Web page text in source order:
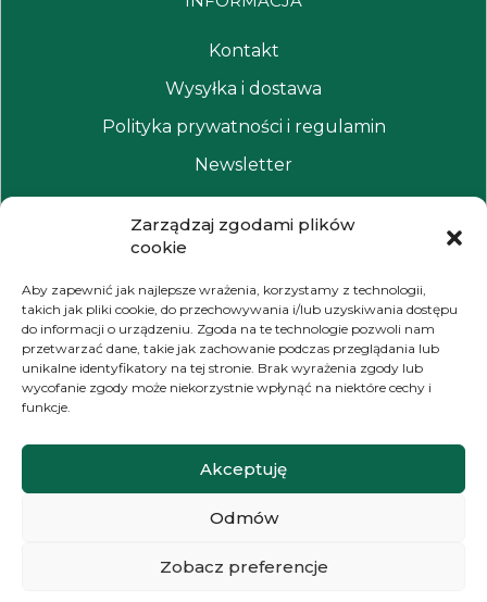
Zarządzaj zgodami plików
cookie
Aby zapewnić jak najlepsze wrażenia, korzystamy z technologii,
takich jak pliki cookie, do przechowywania i/lub uzyskiwania dostępu
do informacji o urządzeniu. Zgoda na te technologie pozwoli nam
przetwarzać dane, takie jak zachowanie podczas przeglądania lub
unikalne identyfikatory na tej stronie. Brak wyrażenia zgody lub
wycofanie zgody może niekorzystnie wpłynąć na niektóre cechy i
funkcje.
Akceptuję
Odmów
Zobacz preferencje
Kontakt
Wysyłka i dostawa
Polityka prywatności i regulamin
Newsletter
NAWIGACJA
Moje konto
Koszyk
Moje zamówienia
+48 572 784 930
kontakt@zielonyexpert.pl